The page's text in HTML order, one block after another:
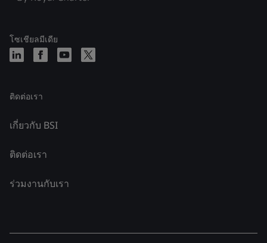
โซเชียลมีเดีย
ติดต่อเรา
เกี่ยวกับ BSI
ติดต่อเรา
ร่วมงานกับเรา